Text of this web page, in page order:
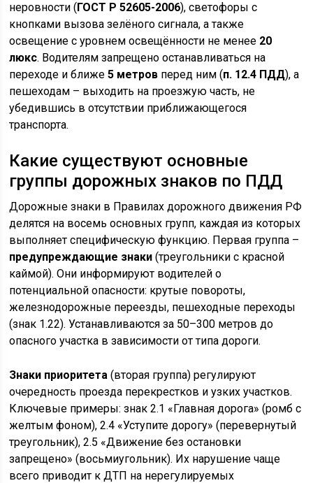
неровности (ГОСТ Р 52605-2006), светофоры с
кнопками вызова зелёного сигнала, а также
освещение с уровнем освещённости не менее 20
люкс. Водителям запрещено останавливаться на
переходе и ближе5 метров перед ним (п. 12.4 ПДД), а
пешеходам – выходить на проезжую часть, не
убедившись в отсутствии приближающегося
транспорта.
Какие существуют основные
группы дорожных знаков по ПДД
Дорожные знаки в Правилах дорожного движения РФ
делятся на восемь основных групп, каждая из которых
выполняет специфическую функцию. Первая группа –
предупреждающие знаки (треугольники с красной
каймой). Они информируют водителей о
потенциальной опасности: крутые повороты,
железнодорожные переезды, пешеходные переходы
(знак 1.22). Устанавливаются за 50–300 метров до
опасного участка в зависимости от типа дороги.
Знаки приоритета (вторая группа) регулируют
очередность проезда перекрестков и узких участков.
Ключевые примеры: знак 2.1 «Главная дорога» (ромб с
желтым фоном), 2.4 «Уступите дорогу» (перевернутый
треугольник), 2.5 «Движение без остановки
запрещено» (восьмиугольник). Их нарушение чаще
всего приводит к ДТП на нерегулируемых